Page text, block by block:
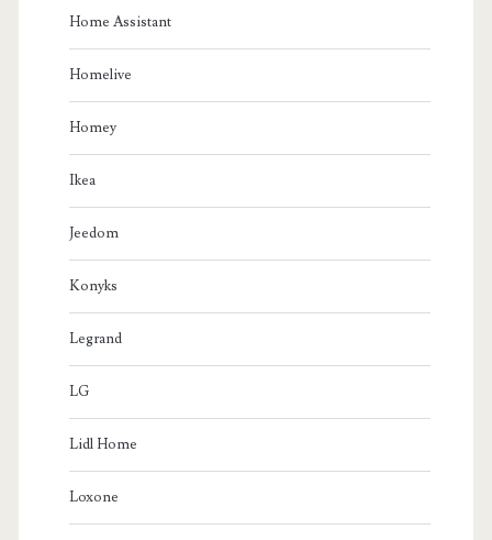
Home Assistant
Homelive
Homey
Ikea
Jeedom
Konyks
Legrand
LG
Lidl Home
Loxone